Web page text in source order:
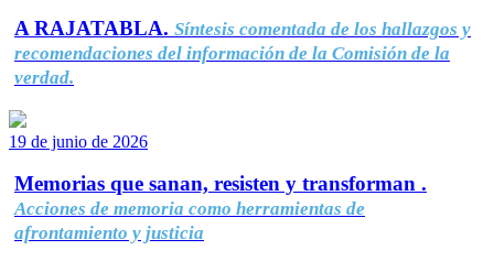
A RAJATABLA. Síntesis comentada de los hallazgos y
recomendaciones del información de la Comisión de la
verdad.
19 de junio de 2026
Memorias que sanan, resisten y transforman .
Acciones de memoria como herramientas de
afrontamiento y justicia